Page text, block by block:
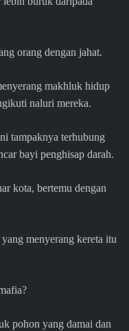
orang dengan jahat.
makhluk hidup
naluri mereka.
tampaknya terhubung
bayi penghisap darah.
kota, bertemu dengan
menyerang kereta itu
pohon yang damai dan